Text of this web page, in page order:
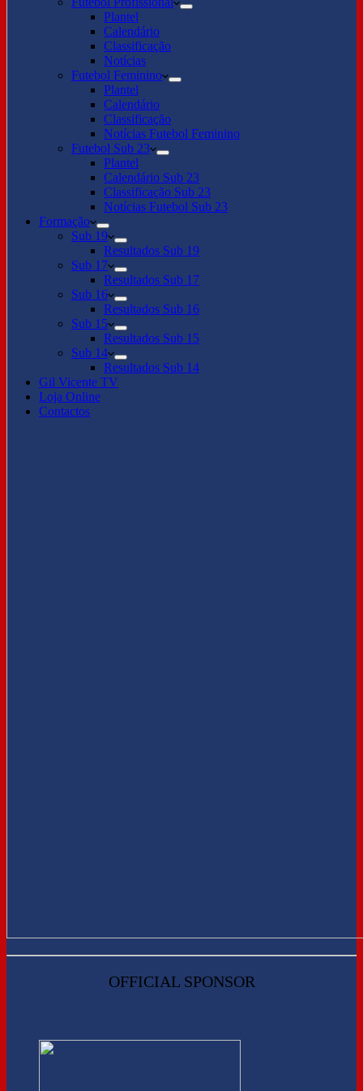
Plantel
Calendário
Classificação
Notícias
Futebol Feminino
Plantel
Calendário
Classificação
Notícias Futebol Feminino
Futebol Sub 23
Plantel
Calendário Sub 23
Classificação Sub 23
Notícias Futebol Sub 23
Formação
Sub 19
Resultados Sub 19
Sub 17
Resultados Sub 17
Sub 16
Resultados Sub 16
Sub 15
Resultados Sub 15
Sub 14
Resultados Sub 14
Gil Vicente TV
Loja Online
Contactos
OFFICIAL SPONSOR